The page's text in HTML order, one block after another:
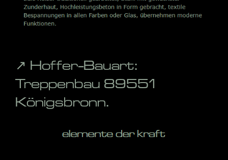
↗️ Hoffer-Bauart:
Treppenbau 89551
Königsbronn.